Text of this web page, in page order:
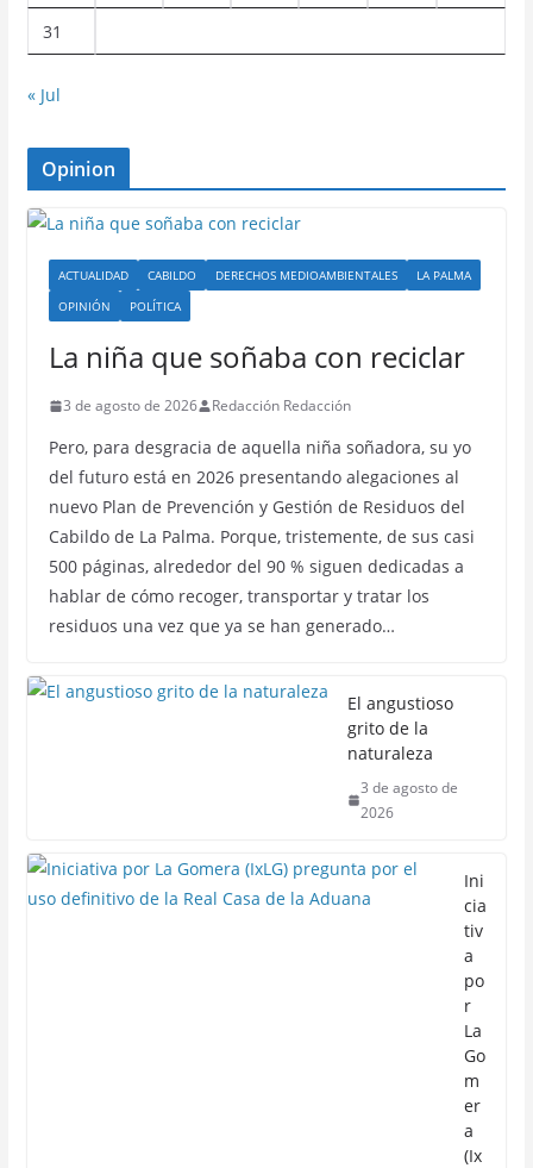
31
« Jul
Opinion
ACTUALIDAD CABILDO DERECHOS MEDIOAMBIENTALES
LA PALMA
OPINIÓN
POLÍTICA
La niña que soñaba con reciclar
3 de agosto de 2026 Redacción Redacción
Pero, para desgracia de aquella niña soñadora, su yo
del futuro está en 2026 presentando alegaciones al
nuevo Plan de Prevención y Gestión de Residuos del
Cabildo de La Palma. Porque, tristemente, de sus casi
500 páginas, alrededor del 90 % siguen dedicadas a
hablar de cómo recoger, transportar y tratar los
residuos una vez que ya se han generado…
El angustioso
grito de la
naturaleza
3 de agosto de
2026
Ini
cia
tiv
a
po
r
La
Go
m
er
a
(Ix